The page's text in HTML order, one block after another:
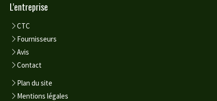
L'entreprise
CTC
Fournisseurs
Avis
Contact
Plan du site
Mentions légales